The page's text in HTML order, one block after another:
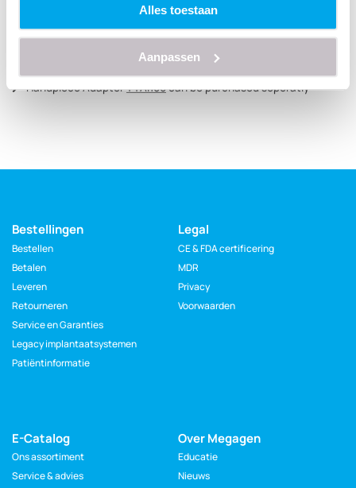
Alles toestaan
Aanpassen
Specificaties
included
Handpiece AdapterTTAI100can be purchased seperatly
Bestellingen
Bestellen
Betalen
Leveren
Retourneren
Service en Garanties
Legacy implantaatsystemen
Patiëntinformatie
Legal
CE & FDA certificering
MDR
Privacy
Voorwaarden
E-Catalog
Ons assortiment
Service & advies
Over Megagen
Educatie
Nieuws